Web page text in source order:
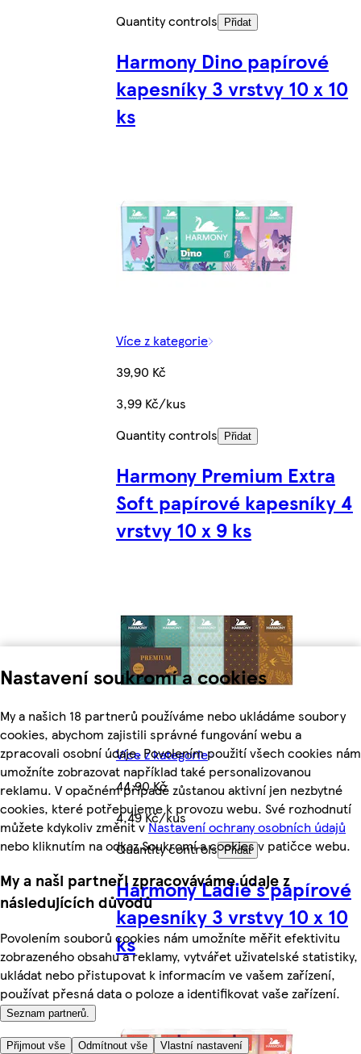
Nastavení soukromí a cookies
My a našich 18 partnerů používáme nebo ukládáme soubory
cookies, abychom zajistili správné fungování webu a
zpracovali osobní údaje. Povolením použití všech cookies nám
umožníte zobrazovat například také personalizovanou
reklamu. V opačném případě zůstanou aktivní jen nezbytné
cookies, které potřebujeme k provozu webu. Své rozhodnutí
můžete kdykoliv změnit vNastavení ochrany osobních údajů
nebo kliknutím na odkaz Soukromí a cookies v patičce webu.
My a naši partneři zpracováváme údaje z
následujících důvodů
Povolením souborů cookies nám umožníte měřit efektivitu
zobrazeného obsahu a reklamy, vytvářet uživatelské statistiky,
ukládat nebo přistupovat k informacím ve vašem zařízení,
používat přesná data o poloze a identifikovat vaše zařízení.
Seznam partnerů.
Přijmout vše Odmítnout vše Vlastní nastavení
Quantity controls
Přidat
Harmony Dino papírové
kapesníky 3 vrstvy 10 x 10
ks
Více z kategorie
39,90 Kč
3,99 Kč/kus
Quantity controls
Přidat
Harmony Premium Extra
Soft papírové kapesníky 4
vrstvy 10 x 9 ks
Více z kategorie
44,90 Kč
4,49 Kč/kus
Quantity controls Přidat
Harmony Ladie´s papírové
kapesníky 3 vrstvy 10 x 10
ks